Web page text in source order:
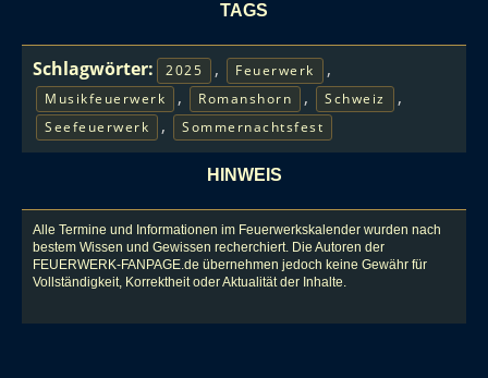
TAGS
Schlagwörter: 2025 , Feuerwerk ,
Musikfeuerwerk , Romanshorn , Schweiz ,
Seefeuerwerk , Sommernachtsfest
HINWEIS
Alle Termine und Informationen im Feuerwerkskalender wurden nach
bestem Wissen und Gewissen recherchiert. Die Autoren der
FEUERWERK-FANPAGE.de übernehmen jedoch keine Gewähr für
Vollständigkeit, Korrektheit oder Aktualität der Inhalte.